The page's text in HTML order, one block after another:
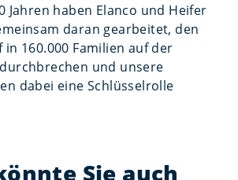
Jahren haben Elanco und Heifer
daran gearbeitet, den
160.000 Familien auf der
und unsere
dabei eine Schlüsselrolle
Sie auch